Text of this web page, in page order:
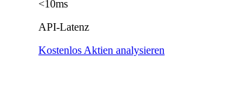
<10ms
API-Latenz
Kostenlos Aktien analysieren